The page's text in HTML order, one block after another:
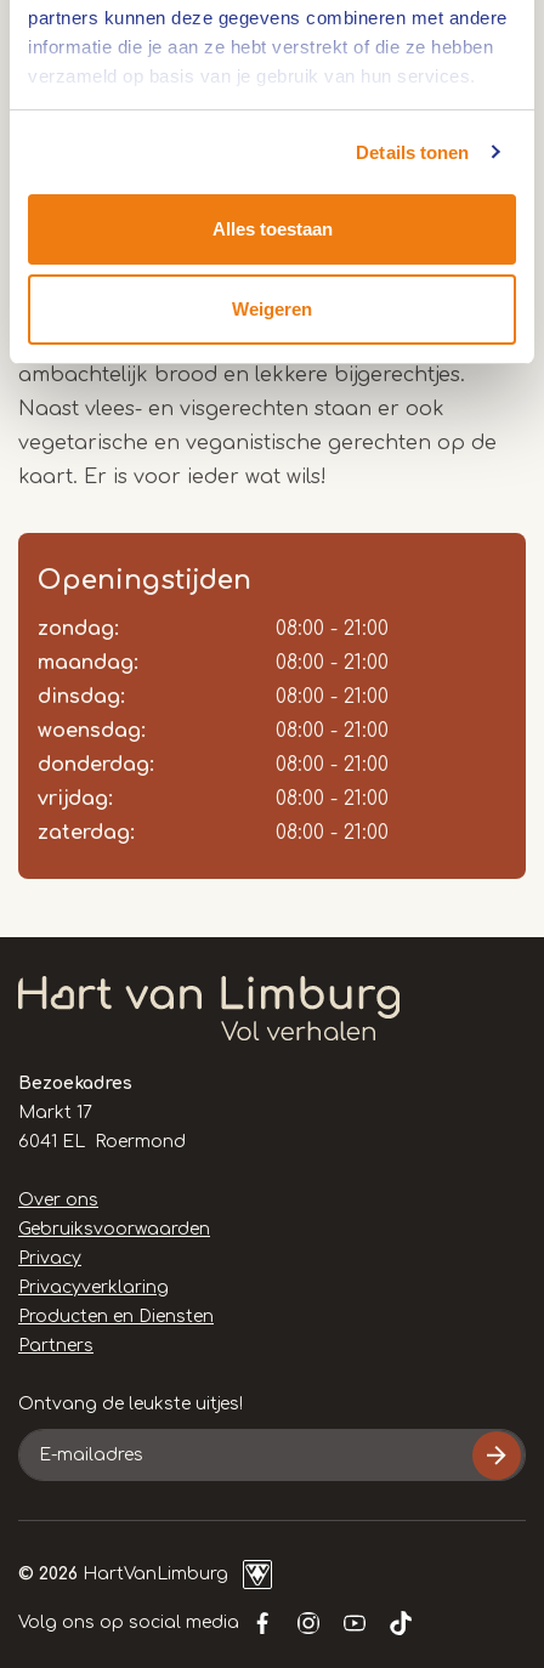
partners kunnen deze gegevens combineren met andere
informatie die je aan ze hebt verstrekt of die ze hebben
verzameld op basis van je gebruik van hun services.
Details tonen
Alles toestaan
Weigeren
ook mogelijk om ambachtelijke pizza's te bestellen
in het restaurant om mee te nemen.
seizoensgebonden gerechten, gemaakt van de
beste en veelal lokale ingrediënten. Geniet van de
Frans-mediterrane keuken met een Aziatische
twist. Het driegangendiner wordt geserveerd met
ambachtelijk brood en lekkere bijgerechtjes.
Naast vlees- en visgerechten staan er ook
vegetarische en veganistische gerechten op de
kaart. Er is voor ieder wat wils!
Openingstijden
Dag
Time
slot
Reactie
zondag:
08:00 - 21:00
maandag:
08:00 - 21:00
dinsdag:
08:00 - 21:00
woensdag:
08:00 - 21:00
donderdag:
08:00 - 21:00
vrijdag:
08:00 - 21:00
zaterdag:
08:00 - 21:00
Bezoekadres
Markt 17
6041 EL Roermond
Handige
links
Over ons
Gebruiksvoorwaarden
Privacy
Privacyverklaring
Producten en Diensten
Partners
Ontvang de leukste uitjes!
E-
mailadres
© 2026 HartVanLimburg
Volg ons op social media